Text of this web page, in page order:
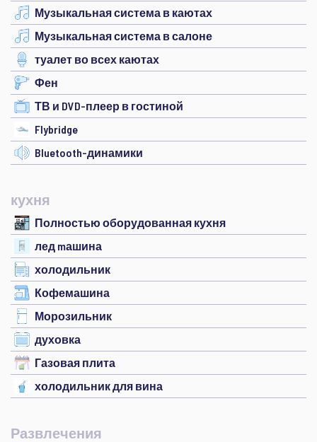
Музыкальная система в каютах
Музыкальная система в салоне
туалет во всех каютах
Фен
ТВ и DVD-плеер в гостиной
Flybridge
Bluetooth-динамики
кухня
Полностью оборудованная кухня
лед mашина
холодильник
Кофемашина
Морозильник
духовка
Газовая плита
холодильник для вина
Развлечения